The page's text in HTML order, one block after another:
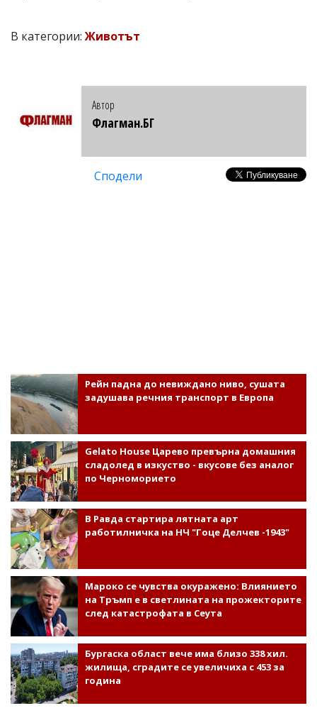
В категории:Животът
Автор
Флагман.БГ
Сподели
Рейн падна до невиждано ниво, сушата
задушава речния транспорт в Европа
Gelato House Царево превърна домашния
сладолед в изкуство - вкусове без аналог
по Черноморието
В Равда стартира лятната арт
работилничка на НЧ "Гоце Делчев -1943"
Мароко се чувства окуражено: Влиянието
на Тръмп е в светлината на прожекторите
след катастрофата в Сеута
Бургаска област вече има близо 338 хил.
жилища, сградите се увеличиха с 453 за
година